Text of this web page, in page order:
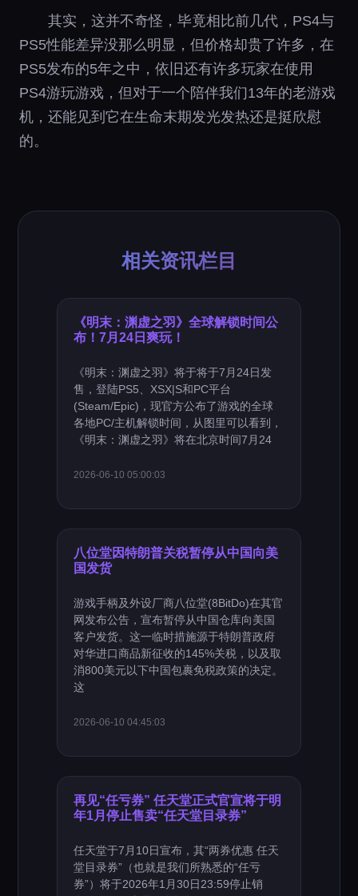
其实，这并不奇怪，毕竟相比前几代，PS4与
PS5性能差异没那么明显，但价格却贵了许多，在
PS5发布的5年之中，依旧还有许多玩家在使用
PS4游玩游戏，但对于一个陪伴我们13年的老游戏
机，还能见到它在生命末期发光发热还是挺欣慰
的。
相关资讯栏目
《明末：渊虚之羽》全球解锁时间公
布！7月24日爽玩！
《明末：渊虚之羽》将于将于7月24日发
售，登陆PS5、XSX|S和PC平台
(Steam/Epic)，现官方公布了游戏的全球
各地PC/主机解锁时间，从图里可以看到，
《明末：渊虚之羽》将在北京时间7月24
2026-06-10 05:00:03
八位堂因特朗普关税暂停从中国向美
国发货
游戏手柄及外设厂商八位堂(8BitDo)在其官
网发布公告，宣布暂停从中国仓库向美国
客户发货。这一临时措施源于特朗普政府
对华进口商品新征收的145%关税，以及取
消800美元以下中国包裹免税政策的决定。
这
2026-06-10 04:45:03
再见“任亏券” 任天堂正式官宣将于明
年1月停止售卖“任天堂目录券”
任天堂于7月10日宣布，其“两券优惠 任天
堂目录券”（也就是我们所熟悉的“任亏
券”）将于2026年1月30日23:59停止销